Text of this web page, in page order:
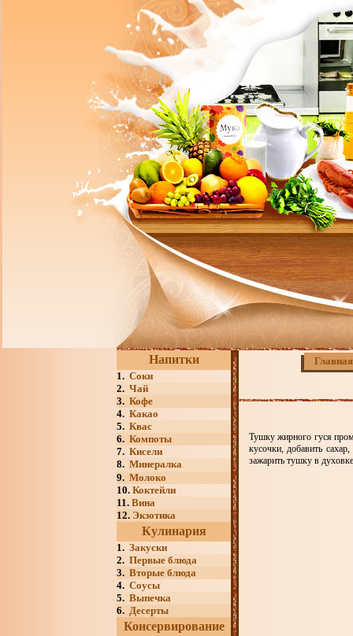
Напитки
1. Соки
2. Чай
3. Кофе
4. Какао
5. Квас
6. Компоты
7. Кисели
8. Минералка
9. Молоко
10. Коктейли
11. Вина
12. Экзотика
Кулинария
1. Закуски
2. Первые блюда
3. Вторые блюда
4. Соусы
5. Выпечка
6. Десерты
Консервирование
Главная
Тушку жирного гуся
кусочки, добавить
зажарить тушку в